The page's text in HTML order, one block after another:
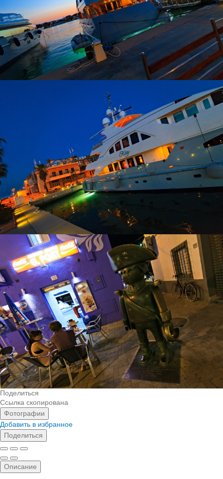
Поделиться
Ссылка скопирована
Фотографии
Добавить в избранное
Поделиться
Описание